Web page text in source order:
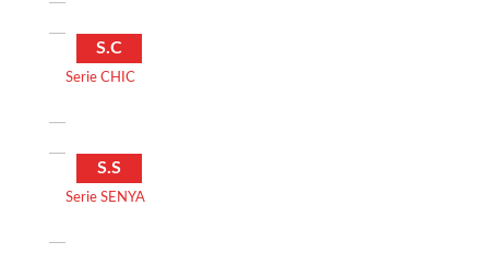
S.C
Serie CHIC
S.S
Serie SENYA